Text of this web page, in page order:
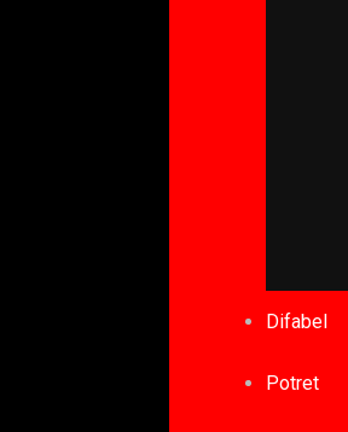
Difabel
Potret